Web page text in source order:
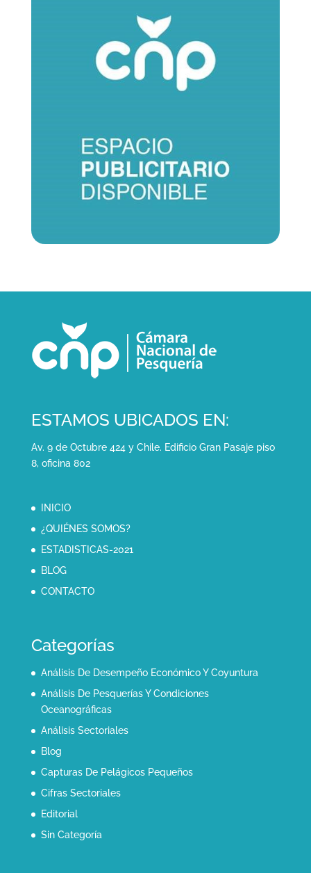
ESTAMOS UBICADOS EN:
Av. 9 de Octubre 424 y Chile. Edificio Gran Pasaje piso
8, oficina 802
INICIO
¿QUIÉNES SOMOS?
ESTADISTICAS-2021
BLOG
CONTACTO
Categorías
Análisis De Desempeño Económico Y Coyuntura
Análisis De Pesquerías Y Condiciones
Oceanográficas
Análisis Sectoriales
Blog
Capturas De Pelágicos Pequeños
Cifras Sectoriales
Editorial
Sin Categoría